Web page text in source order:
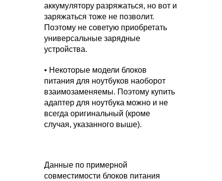
аккумулятору разряжаться, но вот и
заряжаться тоже не позволит.
Поэтому не советую приобретать
универсальные зарядные
устройства.
• Некоторые модели блоков
питания для ноутбуков наоборот
взаимозаменяемы. Поэтому купить
адаптер для ноутбука можно и не
всегда оригинальный (кроме
случая, указанного выше).
Данные по примерной
совместимости блоков питания